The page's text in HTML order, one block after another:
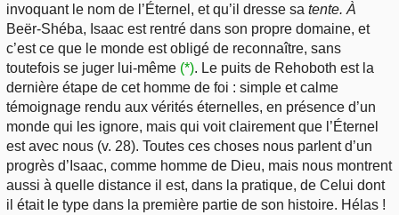
invoquant le nom de l’Éternel, et qu’il dresse sa tente. À
Beër-Shéba, Isaac est rentré dans son propre domaine, et
c’est ce que le monde est obligé de reconnaître, sans
toutefois se juger lui-même (*). Le puits de Rehoboth est la
dernière étape de cet homme de foi : simple et calme
témoignage rendu aux vérités éternelles, en présence d’un
monde qui les ignore, mais qui voit clairement que l’Éternel
est avec nous (v. 28). Toutes ces choses nous parlent d’un
progrès d’Isaac, comme homme de Dieu, mais nous montrent
aussi à quelle distance il est, dans la pratique, de Celui dont
il était le type dans la première partie de son histoire. Hélas !